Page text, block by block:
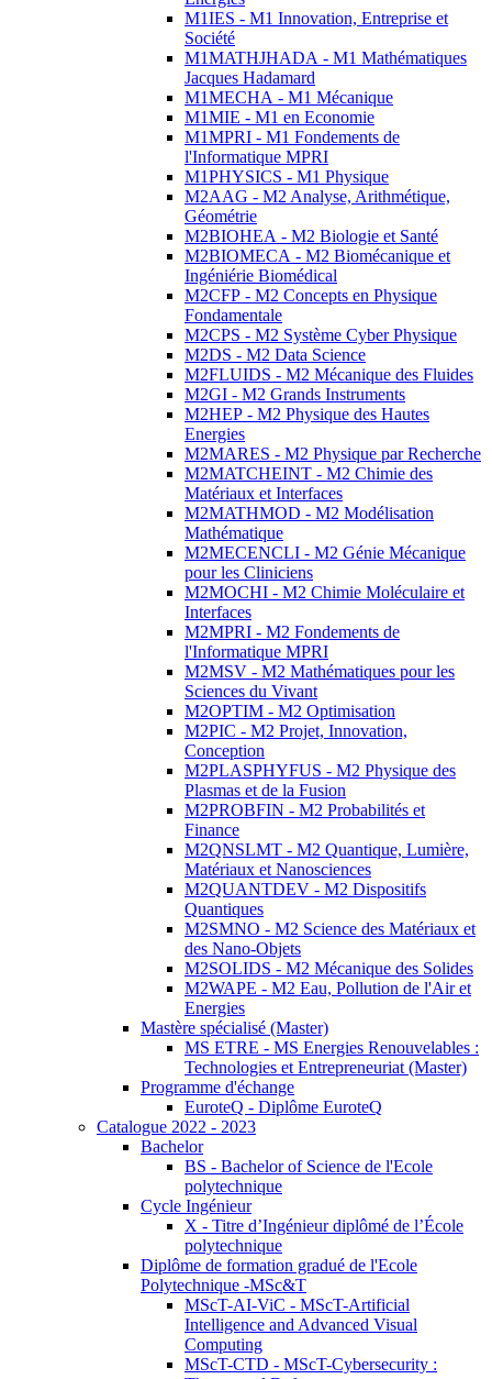
M1IES - M1 Innovation, Entreprise et
Société
M1MATHJHADA - M1 Mathématiques
Jacques Hadamard
M1MECHA - M1 Mécanique
M1MIE - M1 en Economie
M1MPRI - M1 Fondements de
l'Informatique MPRI
M1PHYSICS - M1 Physique
M2AAG - M2 Analyse, Arithmétique,
Géométrie
M2BIOHEA - M2 Biologie et Santé
M2BIOMECA - M2 Biomécanique et
Ingéniérie Biomédical
M2CFP - M2 Concepts en Physique
Fondamentale
M2CPS - M2 Système Cyber Physique
M2DS - M2 Data Science
M2FLUIDS - M2 Mécanique des Fluides
M2GI - M2 Grands Instruments
M2HEP - M2 Physique des Hautes
Energies
M2MARES - M2 Physique par Recherche
M2MATCHEINT - M2 Chimie des
Matériaux et Interfaces
M2MATHMOD - M2 Modélisation
Mathématique
M2MECENCLI - M2 Génie Mécanique
pour les Cliniciens
M2MOCHI - M2 Chimie Moléculaire et
Interfaces
M2MPRI - M2 Fondements de
l'Informatique MPRI
M2MSV - M2 Mathématiques pour les
Sciences du Vivant
M2OPTIM - M2 Optimisation
M2PIC - M2 Projet, Innovation,
Conception
M2PLASPHYFUS - M2 Physique des
Plasmas et de la Fusion
M2PROBFIN - M2 Probabilités et
Finance
M2QNSLMT - M2 Quantique, Lumière,
Matériaux et Nanosciences
M2QUANTDEV - M2 Dispositifs
Quantiques
M2SMNO - M2 Science des Matériaux et
des Nano-Objets
M2SOLIDS - M2 Mécanique des Solides
M2WAPE - M2 Eau, Pollution de l'Air et
Energies
Mastère spécialisé (Master)
MS ETRE - MS Energies Renouvelables :
Technologies et Entrepreneuriat (Master)
Programme d'échange
EuroteQ - Diplôme EuroteQ
Catalogue 2022 - 2023
Bachelor
BS - Bachelor of Science de l'Ecole
polytechnique
Cycle Ingénieur
X - Titre d’Ingénieur diplômé de l’École
polytechnique
Diplôme de formation gradué de l'Ecole
Polytechnique -MSc&T
MScT-AI-ViC - MScT-Artificial
Intelligence and Advanced Visual
Computing
MScT-CTD - MScT-Cybersecurity :